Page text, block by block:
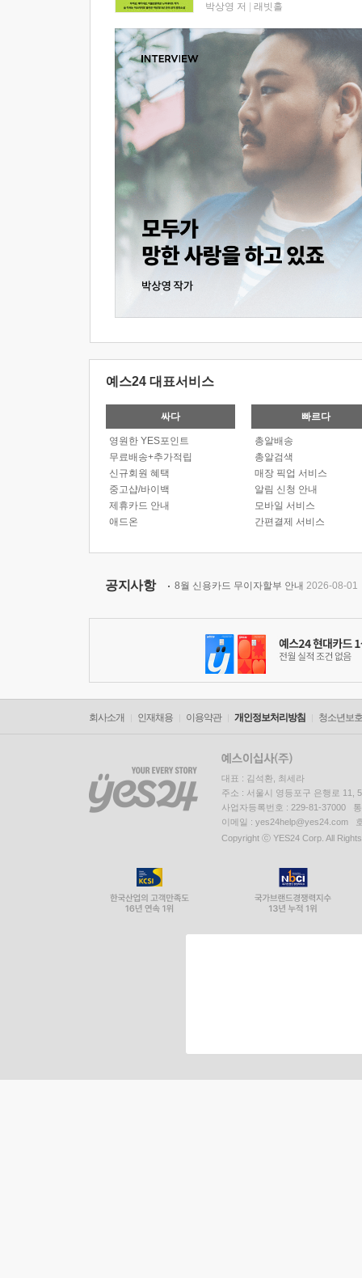
박상영 저 래빗홀
예스24 대표서비스
싸다
영원한 YES포인트
무료배송+추가적립
신규회원 혜택
중고샵/바이백
제휴카드 안내
애드온
빠르다
총알배송
총알검색
매장 픽업 서비스
알림 신청 안내
모바일 서비스
간편결제 서비스
공지사항 8월 신용카드 무이자할부 안내 2026-08-01
회사소개 인재채용 이용약관 개인정보처리방침 청소년보
대표 : 김석환, 최세라
주소 : 서울시 영등포구 은행로 11,
사업자등록번호 : 229-81-37000
이메일 : yes24help@yes24.com
Copyright ⓒ YES24 Corp. All